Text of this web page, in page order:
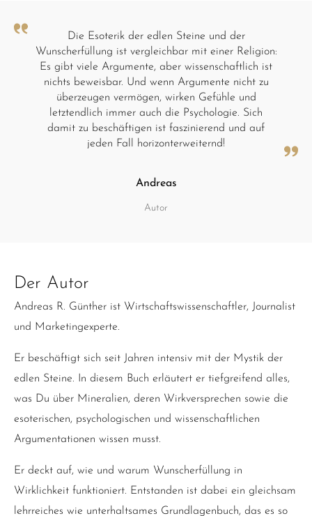
Die Esoterik der edlen Steine und der
Wunscherfüllung ist vergleichbar mit einer Religion:
Es gibt viele Argumente, aber wissenschaftlich ist
nichts beweisbar. Und wenn Argumente nicht zu
überzeugen vermögen, wirken Gefühle und
letztendlich immer auch die Psychologie. Sich
damit zu beschäftigen ist faszinierend und auf
jeden Fall horizonterweiternd!
Andreas
Autor
Der Autor
Andreas R. Günther ist Wirtschaftswissenschaftler, Journalist
und Marketingexperte.
Er beschäftigt sich seit Jahren intensiv mit der Mystik der
edlen Steine. In diesem Buch erläutert er tiefgreifend alles,
was Du über Mineralien, deren Wirkversprechen sowie die
esoterischen, psychologischen und wissenschaftlichen
Argumentationen wissen musst.
Er deckt auf, wie und warum Wunscherfüllung in
Wirklichkeit funktioniert. Entstanden ist dabei ein gleichsam
lehrreiches wie unterhaltsames Grundlagenbuch, das es so